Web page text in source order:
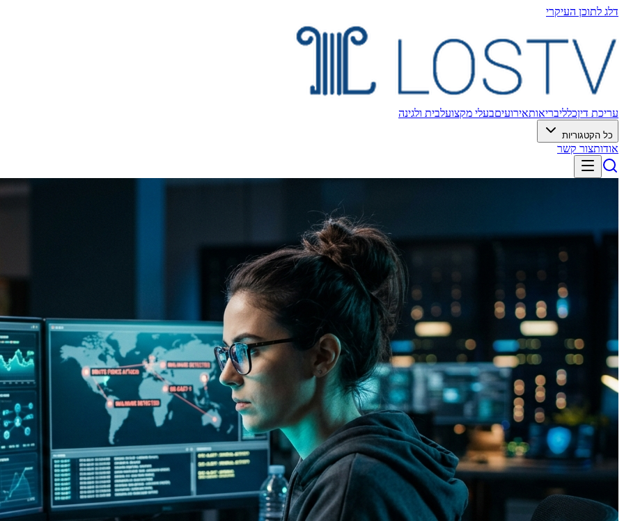
דלג לתוכן העיקרי
עריכת דיןכלליבריאותאירועיםבעלי מקצועלבית ולגינה
כל הקטגוריות
אודותצור קשר